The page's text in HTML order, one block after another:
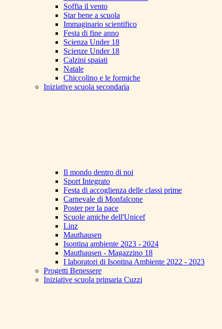
Soffia il vento
Star bene a scuola
Immaginario scientifico
Festa di fine anno
Scienza Under 18
Scienze Under 18
Calzini spaiati
Natale
Chiccolino e le formiche
Iniziative scuola secondaria
Il mondo dentro di noi
Sport Integrato
Festa di accoglienza delle classi prime
Carnevale di Monfalcone
Poster per la pace
Scuole amiche dell'Unicef
Linz
Mauthausen
Isontina ambiente 2023 - 2024
Mauthausen - Magazzino 18
I laboratori di Isontina Ambiente 2022 - 2023
Progetti Benessere
Iniziative scuola primaria Cuzzi